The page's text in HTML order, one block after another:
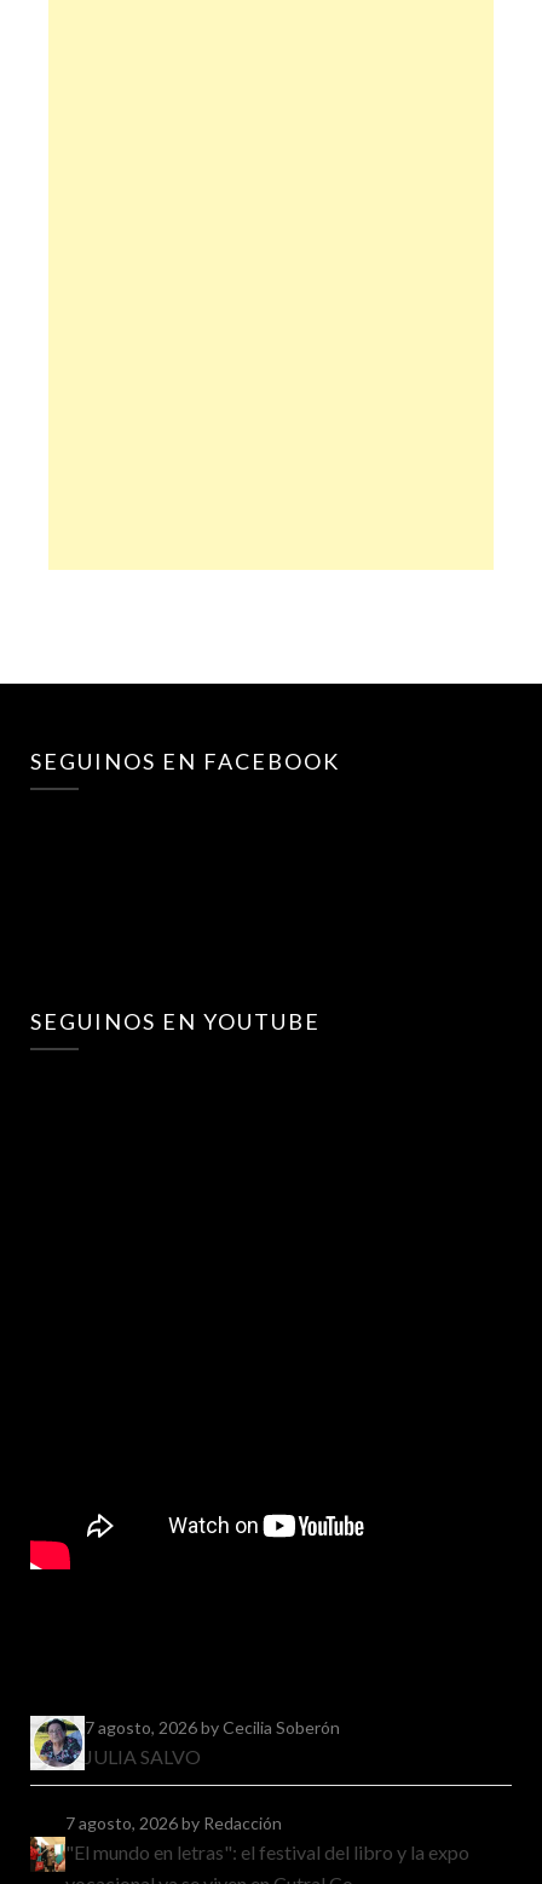
SEGUINOS EN FACEBOOK
SEGUINOS EN YOUTUBE
7 agosto, 2026by Cecilia Soberón
JULIA SALVO
7 agosto, 2026by Redacción
"El mundo en letras": el festival del libro y la expo